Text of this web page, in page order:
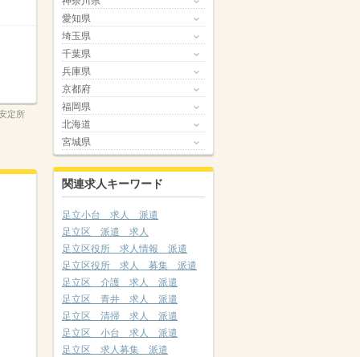
定所
愛知県
埼玉県
千葉県
兵庫県
京都府
福岡県
北海道
宮城県
関連求人キーワード
足立小台 求人 派遣
足立区 派遣 求人
足立区役所 求人情報 派遣
足立区役所 求人 募集 派遣
足立区 介護 求人 派遣
足立区 青井 求人 派遣
足立区 清掃 求人 派遣
足立区 小台 求人 派遣
足立区 求人募集 派遣